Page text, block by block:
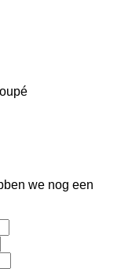
we nog een